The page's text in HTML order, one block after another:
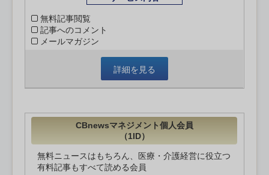
無料記事閲覧
記事へのコメント
メールマガジン
詳細を見る
CBnewsマネジメント個人会員
（1ID）
無料ニュースはもちろん、医療・介護経営に役立つ
有料記事もすべて読める会員